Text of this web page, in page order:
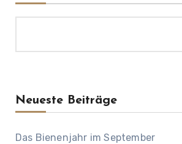
Neueste Beiträge
Das Bienenjahr im September